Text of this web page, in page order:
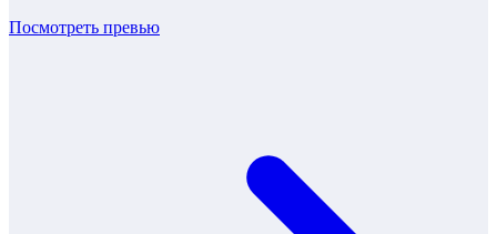
Посмотреть превью